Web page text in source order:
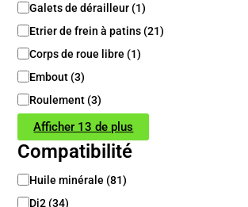
a
t
é
g
o
r
i
Galets de dérailleur (1)
Etrier de frein à patins (21)
Corps de roue libre (1)
Embout (3)
Roulement (3)
Afficher 13 de plus
Compatibilité
C Huile minérale (81)
Di2 (34)